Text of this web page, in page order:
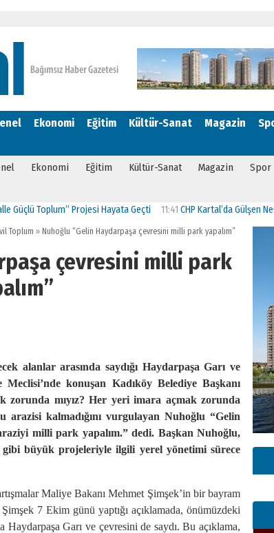
Ekonomi Eğitim Kültür-Sanat Magazin
Ekonomi Eğitim Kültür-Sanat Magazin Spor
Toplum” Projesi Hayata Geçti 11:41CHP Kartal’da Gülşen Neşe
Toplum » Nuhoğlu “Gelin Haydarpaşa çevresini milli park yapalım”
çevresini milli park
alanlar arasında saydığı Haydarpaşa Garı ve
konuşan Kadıköy Belediye Başkanı
mıyız? Her yeri imara açmak zorunda
arazisi kalmadığını vurgulayan Nuhoğlu “Gelin
milli park yapalım.” dedi. Başkan Nuhoğlu,
büyük projeleriyle ilgili yerel yönetimi sürece
Maliye Bakanı Mehmet Şimşek’in bir bayram
7 Ekim günü yaptığı açıklamada, önümüzdeki
Haydarpaşa Garı ve çevresini de saydı. Bu açıklama,